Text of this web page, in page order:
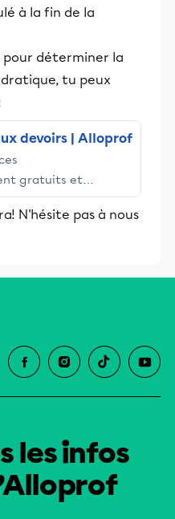
à la fin de la
pour déterminer la
tu peux
devoirs | Alloprof
gratuits et
engage les élèves
la réussite
N'hésite pas à nous
les infos